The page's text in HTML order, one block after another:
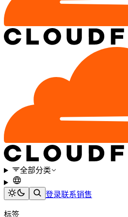
全部分类
登录联系销售
标签